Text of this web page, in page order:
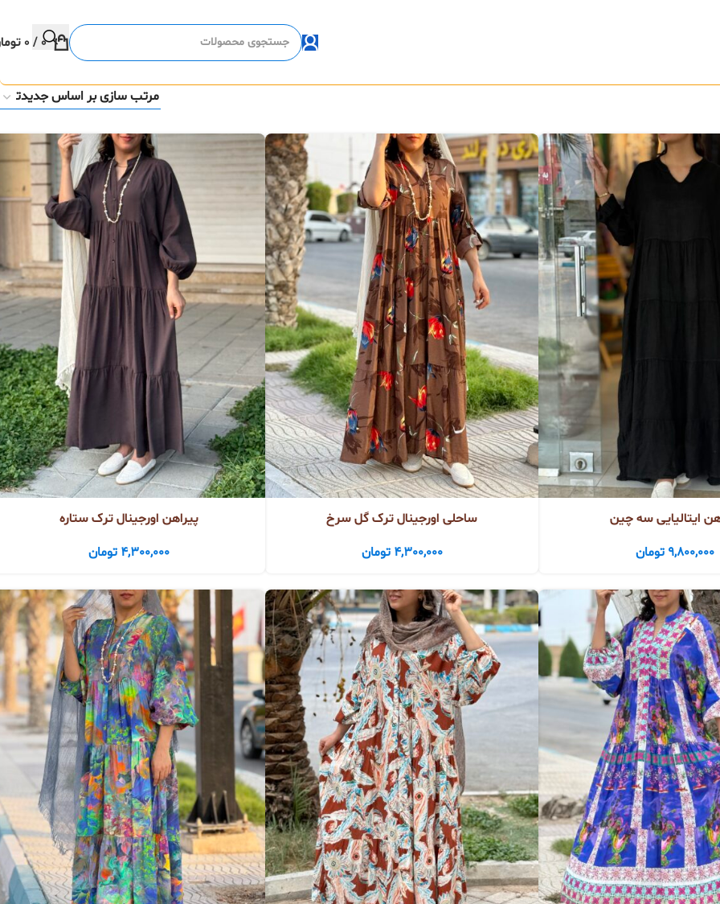
0
/
0
ایتالیایی سه چین
9,800,000 تومان
ساحلی اورجینال ترک گل سرخ
4,300,000 تومان
پیراهن اورجینال ترک ستاره
4,300,000 تومان